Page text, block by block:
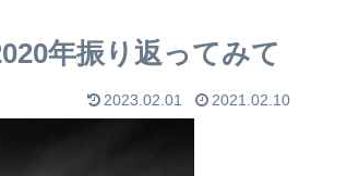
年振り返ってみて
2023.02.01 2021.02.10